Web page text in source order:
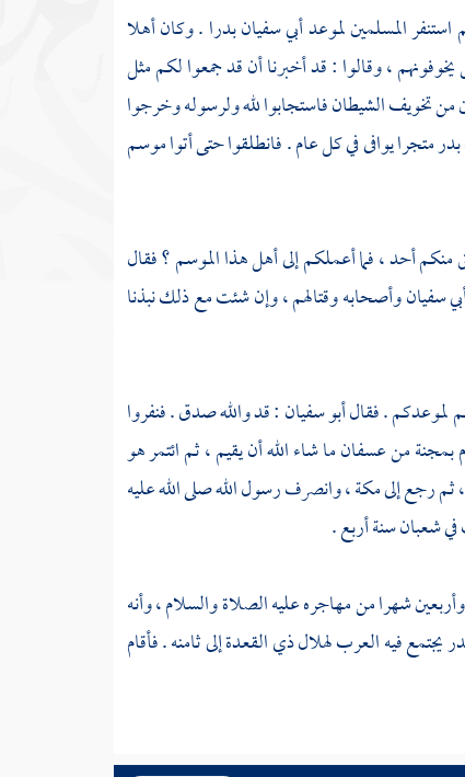
المسلمين لموعدأبي سفيانبدرا. وكان أهلا
، وقالوا : قد أخبرنا أن قد جمعوا لكم مثل
من تخويف الشيطان فاستجابوا لله ولرسوله وخرجوا
بدرمتجرا يوافى في كل عام . فانطلقوا حتى أتوا موسم
منكم أحد ، فما أعملكم إلى أهل هذا الموسم ؟ فقال
سفيانوأصحابه وقتالهم ، وإن شئت مع ذلك نبذنا
لموعدكم . فقالأبو سفيان: قد والله صدق . فنفروا
بمجنةمنعسفانما شاء الله أن يقيم ، ثم ائتمر هو
رجع إلىمكة ،وانصرف رسول الله صلى الله عليه
شعبان سنة أربع .
شهرا من مهاجره عليه الصلاة والسلام ، وأنه
يجتمع فيه العرب لهلال ذي القعدة إلى ثامنه . فأقام